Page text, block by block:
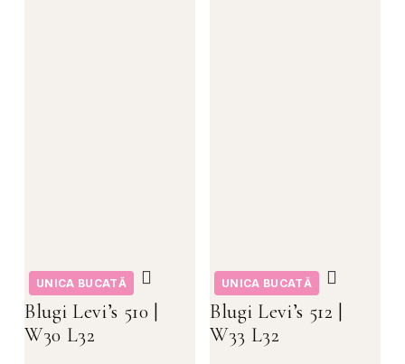
UNICA BUCATĂ
Blugi Levi’s 510 |
W30 L32
UNICA BUCATĂ
Blugi Levi’s 512 |
W33 L32